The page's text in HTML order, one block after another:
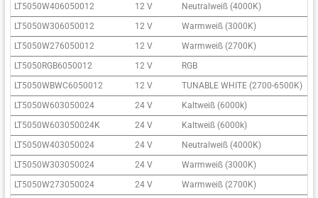
LT5050W406050012
12 V Neutralweiß (4000K)
LT5050W306050012
12 V Warmweiß (3000K)
LT5050W276050012
12 V Warmweiß (2700K)
LT5050RGB6050012
12 V RGB
LT5050WBWC6050012
12 V TUNABLE WHITE (2700-6500K)
LT5050W603050024
24 V Kaltweiß (6000k)
LT5050W603050024K
24 V Kaltweiß (6000k)
LT5050W403050024
24 V Neutralweiß (4000K)
LT5050W303050024
24 V Warmweiß (3000K)
LT5050W273050024
24 V Warmweiß (2700K)